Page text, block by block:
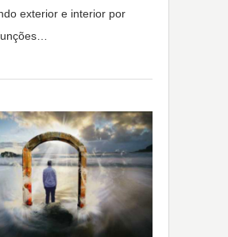
exterior e interior por